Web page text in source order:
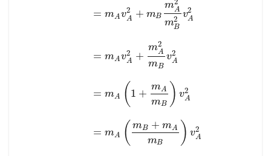
= mAv2
A + mB
mA
m2
B
v2
A
= mAv2
A +
m2
A
mB
v2
A
= mA ( 1 +
mA
mB ) v2
A
= mA ( mB + mA
mB ) v2
A